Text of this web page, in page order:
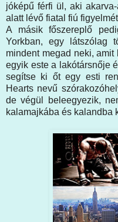
jóképű férfi ül, aki
alatt lévő fiatal fiú
A másik főszereplő
Yorkban, egy látszólag
mindent megad neki,
egyik este a lakótársnője
segítse ki őt egy esti
Hearts nevű
de végül beleegyezik,
kalamajkába és kalandba